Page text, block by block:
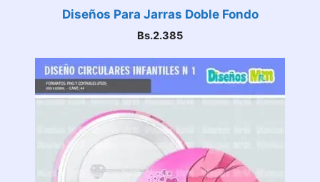
Diseños Para Jarras Doble Fondo
Bs.2.385